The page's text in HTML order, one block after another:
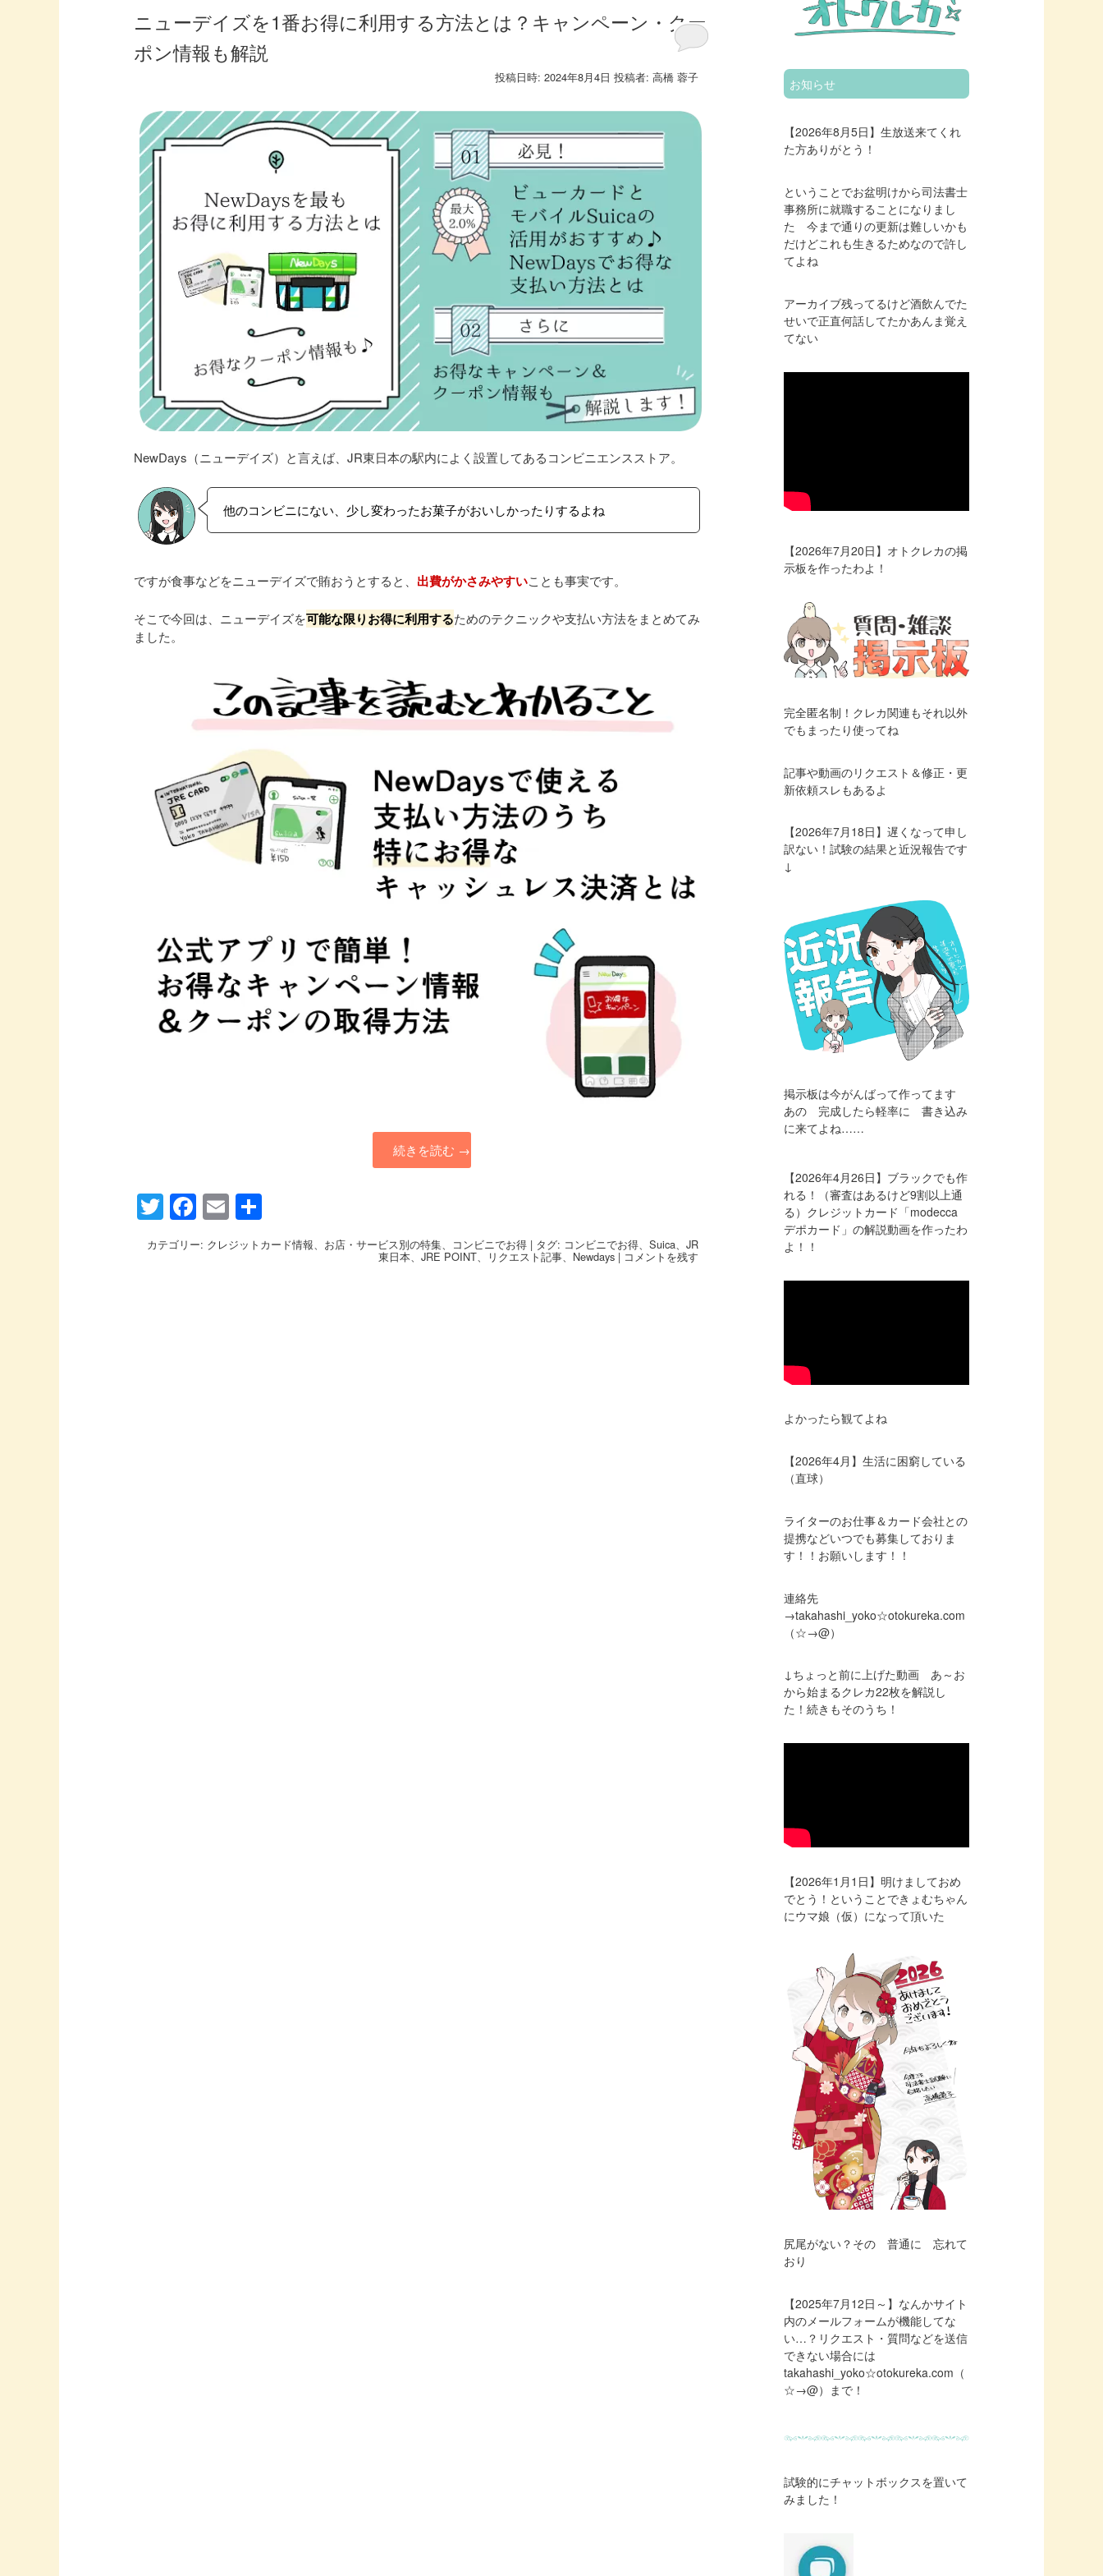
ニューデイズを1番お得に利用する方法とは？キャンペーン・クー
ポン情報も解説
投稿日時:2024年8月4日 投稿者:高橋 蓉子
NewDays（ニューデイズ）と言えば、JR東日本の駅内によく設置してあるコンビニエンスストア。
他のコンビニにない、少し変わったお菓子がおいしかったりするよね
ですが食事などをニューデイズで賄おうとすると、 出費がかさみやすいことも事実です。
そこで今回は、ニューデイズを可能な限りお得に利用するためのテクニックや支払い方法をまとめてみ
ました。
続きを読む →
Twitter
Facebook
Email
有
カテゴリー: クレジットカード情報 お店・サービス別の特集 コンビニでお得 | タグ: コンビニでお得 、Suica 、JR
東日本 、JRE POINT リクエスト記事 Newdays | コメントを残す
お知らせ
【2026年8月5日】生放送来てくれ
た方ありがとう！
ということでお盆明けから司法書士
事務所に就職することになりまし
た 今まで通りの更新は難しいかも
だけどこれも生きるためなので許し
てよね
アーカイブ残ってるけど酒飲んでた
せいで正直何話してたかあんま覚え
てない
【2026年7月20日】オトクレカの掲
示板を作ったわよ！
完全匿名制！クレカ関連もそれ以外
でもまったり使ってね
記事や動画のリクエスト＆修正・更
新依頼スレもあるよ
【2026年7月18日】遅くなって申し
訳ない！試験の結果と近況報告です
↓
掲示板は今がんばって作ってます
あの 完成したら軽率に 書き込み
に来てよね……
【2026年4月26日】ブラックでも作
れる！（審査はあるけど9割以上通
る）クレジットカード「modecca
デポカード」の解説動画を作ったわ
よ！！
よかったら観てよね
【2026年4月】生活に困窮している
（直球）
ライターのお仕事＆カード会社との
提携などいつでも募集しておりま
す！！お願いします！！
連絡先
→takahashi_yoko☆otokureka.com
（☆→@）
↓ちょっと前に上げた動画 あ～お
から始まるクレカ22枚を解説し
た！続きもそのうち！
【2026年1月1日】明けましておめ
でとう！ということできょむちゃん
にウマ娘（仮）になって頂いた
尻尾がない？その 普通に 忘れて
おり
【2025年7月12日～】なんかサイト
内のメールフォームが機能してな
い…？リクエスト・質問などを送信
できない場合には
takahashi_yoko☆otokureka.com（
☆→@）まで！
試験的にチャットボックスを置いて
みました！